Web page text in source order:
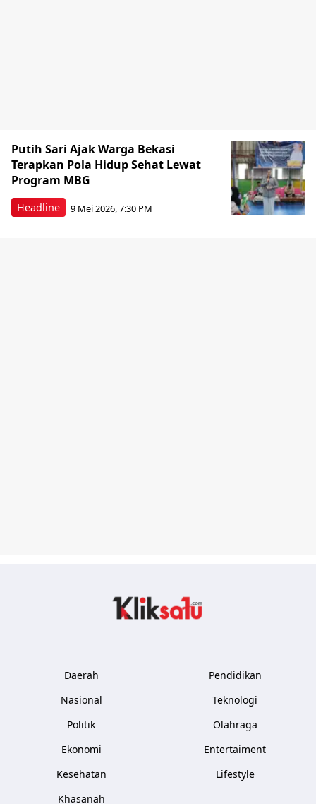
Headline
Putih Sari Ajak Warga Bekasi
Terapkan Pola Hidup Sehat Lewat
Program MBG
9 Mei 2026, 7:30 PM
Daerah
Nasional
Politik
Ekonomi
Kesehatan
Khasanah
Pendidikan
Teknologi
Olahraga
Entertaiment
Lifestyle